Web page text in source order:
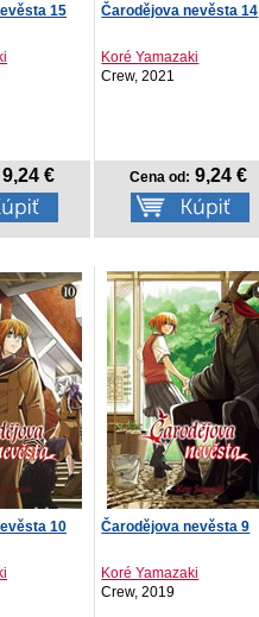
15
9,24 €
Čarodějova nevěsta 14
Koré Yamazaki
Crew, 2021
Cena od: 9,24 €
10 Čarodějova nevěsta 9
Koré Yamazaki
Crew, 2019